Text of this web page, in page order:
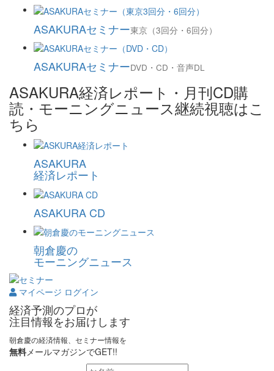
ASAKURAセミナー東京（3回分・6回分）
ASAKURAセミナーDVD・CD・音声DL
ASAKURA経済レポート・月刊CD購
読・モーニングニュース継続視聴はこ
ちら
ASAKURA
経済レポート
ASAKURA CD
朝倉慶の
モーニングニュース
マイページ ログイン
経済予測のプロが
注目情報をお届けします
朝倉慶の経済情報、セミナー情報を
無料 メールマガジンでGET!!